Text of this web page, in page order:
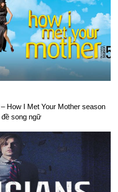
How I Met Your Mother season
đề song ngữ